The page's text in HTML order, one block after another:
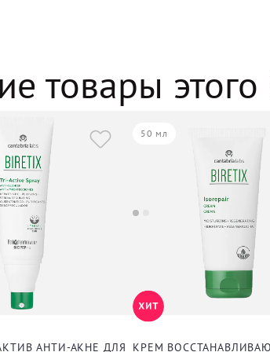
товары
АНТИ-АКНЕ ДЛЯ ТЕЛА
50 мл
КРЕМ